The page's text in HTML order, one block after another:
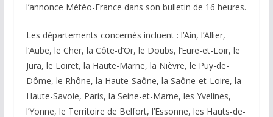
l’annonce Météo-France dans son bulletin de 16 heures.
Les départements concernés incluent : l’Ain, l’Allier,
l’Aube, le Cher, la Côte-d’Or, le Doubs, l’Eure-et-Loir, le
Jura, le Loiret, la Haute-Marne, la Nièvre, le Puy-de-
Dôme, le Rhône, la Haute-Saône, la Saône-et-Loire, la
Haute-Savoie, Paris, la Seine-et-Marne, les Yvelines,
l’Yonne, le Territoire de Belfort, l’Essonne, les Hauts-de-